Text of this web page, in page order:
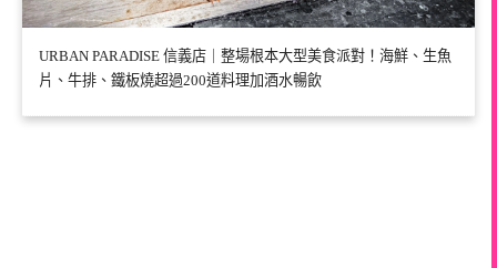
URBAN PARADISE 信義店｜整場根本大型美食派對！海鮮、生魚
片、牛排、鐵板燒超過200道料理加酒水暢飲